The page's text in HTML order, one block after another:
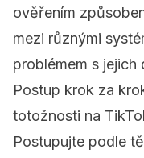
ověřením
mezi různými
problémem s jejich
Postup krok za
totožnosti na
Postupujte podle